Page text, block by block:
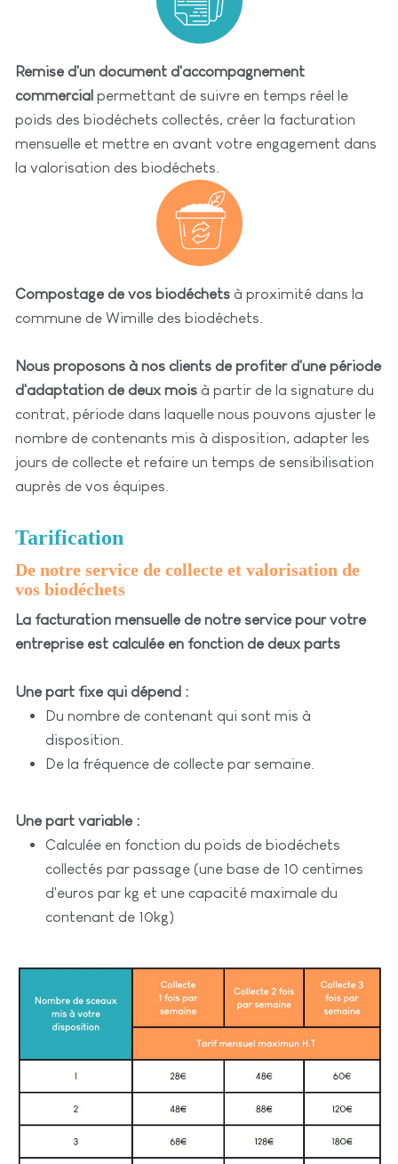
Remise d'un document d'accompagnement
commercial permettant de suivre en temps réel le
poids des biodéchets collectés, créer la facturation
mensuelle et mettre en avant votre engagement dans
la valorisation des biodéchets.
Compostage de vos biodéchets à proximité dans la
commune de Wimille des biodéchets.
Nous proposons à nos clients de profiter d'une période
d'adaptation de deux mois à partir de la signature du
contrat, période dans laquelle nous pouvons ajuster le
nombre de contenants mis à disposition, adapter les
jours de collecte et refaire un temps de sensibilisation
auprès de vos équipes.
Tarification
De notre service de collecte et valorisation de
vos biodéchets
La facturation mensuelle de notre service pour votre
entreprise est calculée en fonction de deux parts
Une part fixe qui dépend :
Du nombre de contenant qui sont mis à
disposition.
De la fréquence de collecte par semaine.
Une part variable :
Calculée en fonction du poids de biodéchets
collectés par passage (une base de 10 centimes
d'euros par kg et une capacité maximale du
contenant de 10kg)